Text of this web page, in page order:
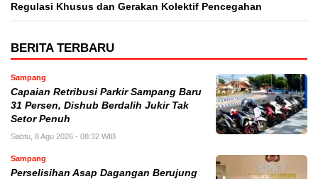
Regulasi Khusus dan Gerakan Kolektif Pencegahan
BERITA TERBARU
Sampang
Capaian Retribusi Parkir Sampang Baru
31 Persen, Dishub Berdalih Jukir Tak
Setor Penuh
Sabtu, 8 Agu 2026 - 08:32 WIB
Sampang
Perselisihan Asap Dagangan Berujung